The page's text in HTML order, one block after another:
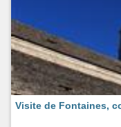
Visite de Fontaines,